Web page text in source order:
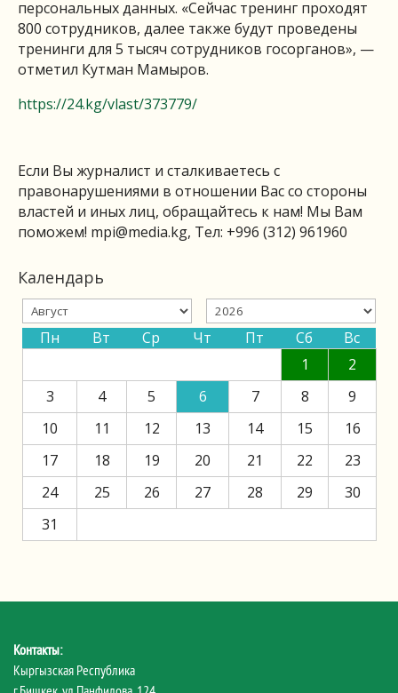
персональных данных. «Сейчас тренинг проходят
800 сотрудников, далее также будут проведены
тренинги для 5 тысяч сотрудников госорганов», —
отметил Кутман Мамыров.
https://24.kg/vlast/373779/
Если Вы журналист и сталкиваетесь с
правонарушениями в отношении Вас со стороны
властей и иных лиц, обращайтесь к нам! Мы Вам
поможем! mpi@media.kg, Тел: +996 (312) 961960
Календарь
Пн Вт Ср Чт Пт Сб
Вс
1
2
3
4 5 6 7 8
9
10
11 12 13 14 15
16
17
18 19 20 21 22
23
24
25 26 27 28 29
30
31
Контакты:
Кыргызская Республика